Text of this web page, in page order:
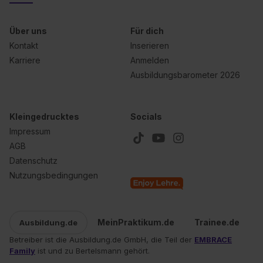
der Kategorien „Präferenzen“, „Statistiken“ und „Social
Media und Marketing“ umfasst hierbei die Einwilligung
zur Übermittlung deiner Daten in die USA (Art. 49 Abs. 1
angemessenes Datenschutzniveau (EuGH – Schrems
Wirkung für die Zukunft ganz oder teilweise über unsere
Einstellungen“ widerrufen. Weitere Informationen zu den
Impressum.
Über uns
Kontakt
Karriere
Für dich
Inserieren
Anmelden
Ausbildungsbarometer 2026
Kleingedrucktes
Impressum
AGB
Datenschutz
Nutzungsbedingungen
Socials
Ausbildung.de MeinPraktikum.de Trainee.de
Betreiber ist die Ausbildung.de GmbH, die Teil der EMBRACE
Family ist und zu Bertelsmann gehört.